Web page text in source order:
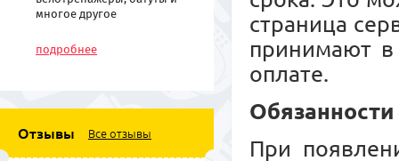
страница
принимают в
оплате.
Обязанности
При
многое другое
оборудование по низким
ценам
подробнее
Отзывы Все отзывы